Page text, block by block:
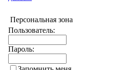
Персональная зона
Пользователь:
Пароль: